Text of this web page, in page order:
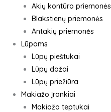
Akių kontūro priemonės
Blakstienų priemonės
Antakių priemonės
Lūpoms
Lūpų pieštukai
Lūpų dažai
Lūpų priežiūra
Makiažo įrankiai
Makiažo teptukai